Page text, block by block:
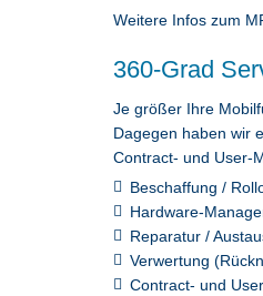
Weitere Infos zum
360-Grad
Je größer Ihre
Dagegen haben wir
Contract- und User-
Beschaffung /
Hardware-
Reparatur /
Verwertung
Contract- und